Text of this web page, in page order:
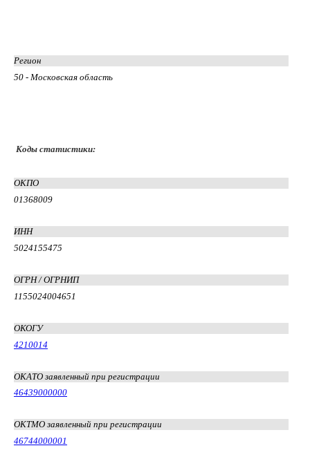
Регион
50 - Московская область
Коды статистики:
ОКПО
01368009
ИНН
5024155475
ОГРН / ОГРНИП
1155024004651
ОКОГУ
4210014
ОКАТО заявленный при регистрации
46439000000
ОКТМО заявленный при регистрации
46744000001